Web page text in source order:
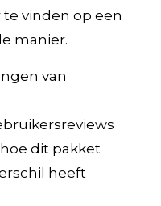
vinden op een
manier.
van
dit pakket
heeft